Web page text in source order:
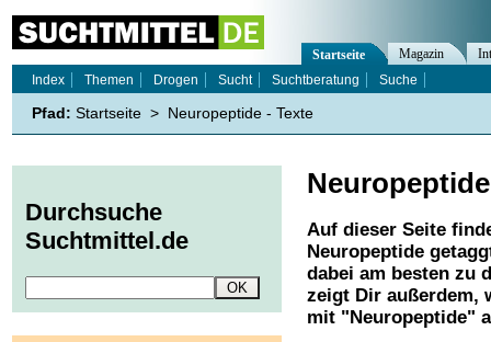
Neuropeptide
Auf dieser Seite
Neuropeptide
dabei am besten zu
zeigt Dir außerdem,
mit " Neuropeptide"
Startseite Magazin
Index
Themen Drogen Sucht Suchtberatung Suche
Pfad: Startseite > Neuropeptide - Texte
Durchsuche
Suchtmittel.de